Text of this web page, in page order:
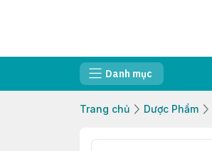
Danh mục
Trang chủ Dược Phẩm